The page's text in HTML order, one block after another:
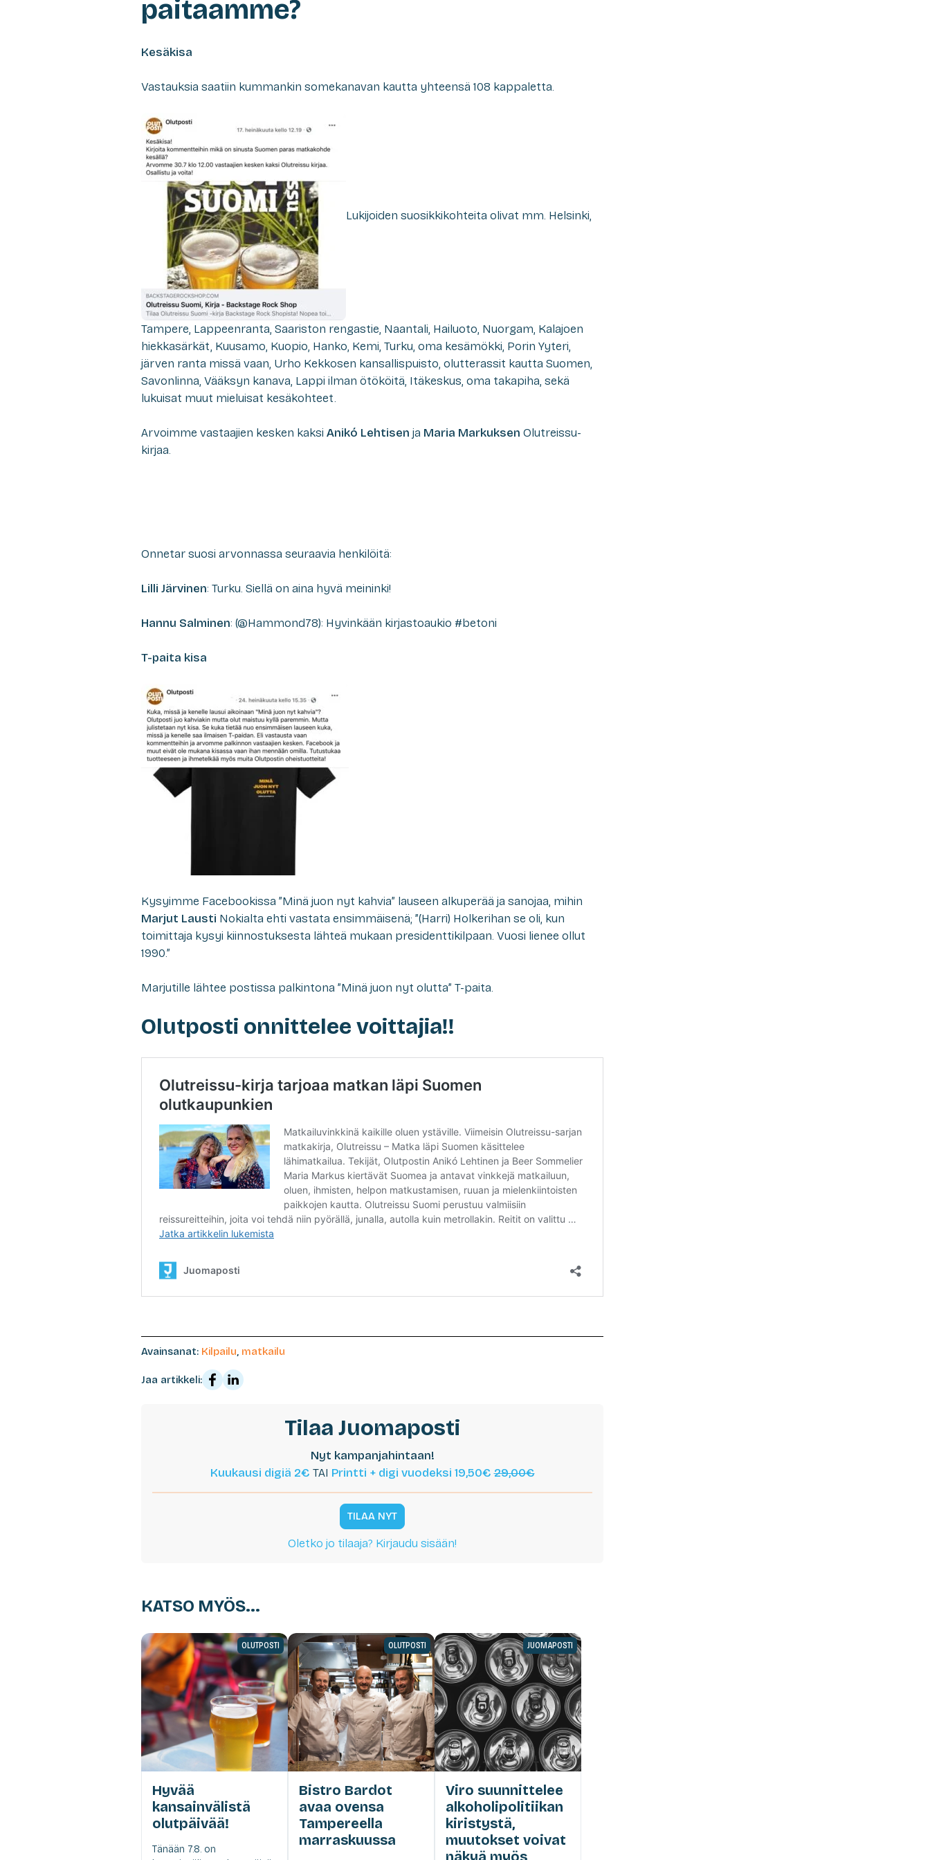
paitaamme?
Kesäkisa
Vastauksia saatiin kummankin somekanavan kautta yhteensä 108 kappaletta.
Lukijoiden suosikkikohteita olivat mm. Helsinki,
Tampere, Lappeenranta, Saariston rengastie, Naantali, Hailuoto, Nuorgam, Kalajoen
hiekkasärkät, Kuusamo, Kuopio, Hanko, Kemi, Turku, oma kesämökki, Porin Yyteri,
järven ranta missä vaan, Urho Kekkosen kansallispuisto, olutterassit kautta Suomen,
Savonlinna, Vääksyn kanava, Lappi ilman ötököitä, Itäkeskus, oma takapiha, sekä
lukuisat muut mieluisat kesäkohteet.
Arvoimme vastaajien kesken kaksi Anikó Lehtisen ja Maria Markuksen Olutreissu-
kirjaa.
Onnetar suosi arvonnassa seuraavia henkilöitä:
Lilli Järvinen: Turku. Siellä on aina hyvä meininki!
Hannu Salminen: (@Hammond78): Hyvinkään kirjastoaukio #betoni
T-paita kisa
Kysyimme Facebookissa ”Minä juon nyt kahvia” lauseen alkuperää ja sanojaa, mihin
Marjut Lausti Nokialta ehti vastata ensimmäisenä; ”(Harri) Holkerihan se oli, kun
toimittaja kysyi kiinnostuksesta lähteä mukaan presidenttikilpaan. Vuosi lienee ollut
1990.”
Marjutille lähtee postissa palkintona ”Minä juon nyt olutta” T-paita.
Olutposti onnittelee voittajia!!
Avainsanat: Kilpailu, matkailu
Jaa artikkeli:
Tilaa Juomaposti
Nyt kampanjahintaan!
Kuukausi digiä 2€ TAI Printti + digi vuodeksi 19,50€29,00€
TILAA NYT
Oletko jo tilaaja? Kirjaudu sisään!
KATSO MYÖS...
OLUTPOSTI
Hyvää
kansainvälistä
olutpäivää!
Tänään 7.8. on
OLUTPOSTI
Bistro Bardot
avaa ovensa
Tampereella
marraskuussa
JUOMAPOSTI
Viro suunnittelee
alkoholipolitiikan
kiristystä,
muutokset voivat
näkyä myös